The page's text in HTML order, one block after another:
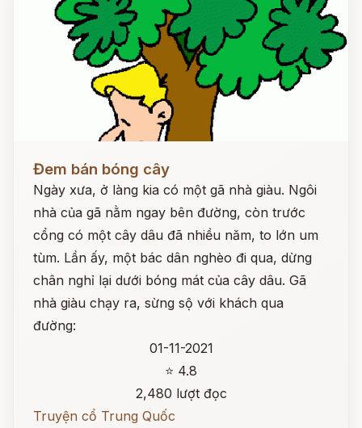
Đem bán bóng cây
Ngày xưa, ở làng kia có một gã nhà giàu. Ngôi
nhà của gã nằm ngay bên đường, còn trước
cổng có một cây dâu đã nhiều năm, to lớn um
tùm. Lần ấy, một bác dân nghèo đi qua, dừng
chân nghỉ lại dưới bóng mát của cây dâu. Gã
nhà giàu chạy ra, sừng sộ với khách qua
đường:
01-11-2021
⭐ 4.8
2,480 lượt đọc
Truyện cổ Trung Quốc